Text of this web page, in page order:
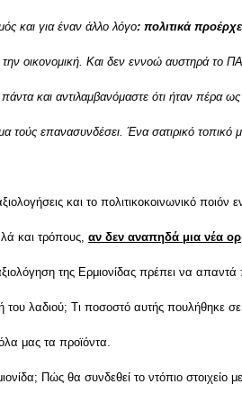
και για έναν άλλο λόγο: πολιτικά
οικονομική. Και δεν εννοώ αυστηρά το
και αντιλαμβανόμαστε ότι ήταν πέρα
τούς επανασυνδέσει. Ένα σατιρικό τοπικό
και το πολιτικοκοινωνικό
και τρόπους, αν δεν αναπηδά μια νέα
της Ερμιονίδας πρέπει να
λαδιού; Τι ποσοστό αυτής πουλήθηκε σε
μας τα προϊόντα.
Πώς θα συνδεθεί το ντόπιο στοιχείο